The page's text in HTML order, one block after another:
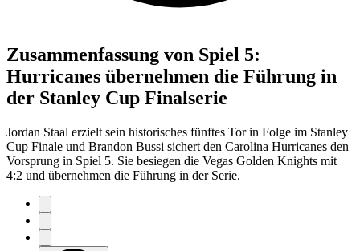
Zusammenfassung von Spiel 5:
Hurricanes übernehmen die Führung in
der Stanley Cup Finalserie
Jordan Staal erzielt sein historisches fünftes Tor in Folge im Stanley
Cup Finale und Brandon Bussi sichert den Carolina Hurricanes den
Vorsprung in Spiel 5. Sie besiegen die Vegas Golden Knights mit
4:2 und übernehmen die Führung in der Serie.